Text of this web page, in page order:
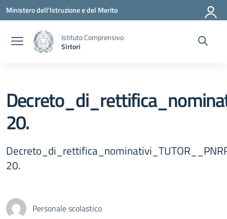
Vai ai contenuti
Vai al menu di navigazione
Vai al footer
Ministero dell'Istruzione e del Merito
Istituto Comprensivo
Sirtori
20.
20.
Personale scolastico